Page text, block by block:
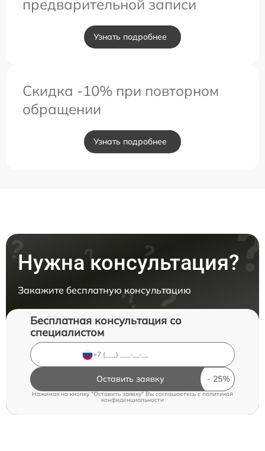
предварительной записи
Узнать подробнее
Скидка -10% при повторном
обращении
Узнать подробнее
Нужна консультация?
Закажите бесплатную консультацию
Бесплатная консультация со
специалистом
Оставить заявку
Нажимая на кнопку "Оставить заявку" Вы соглашаетесь cполитикой
конфиденциальности